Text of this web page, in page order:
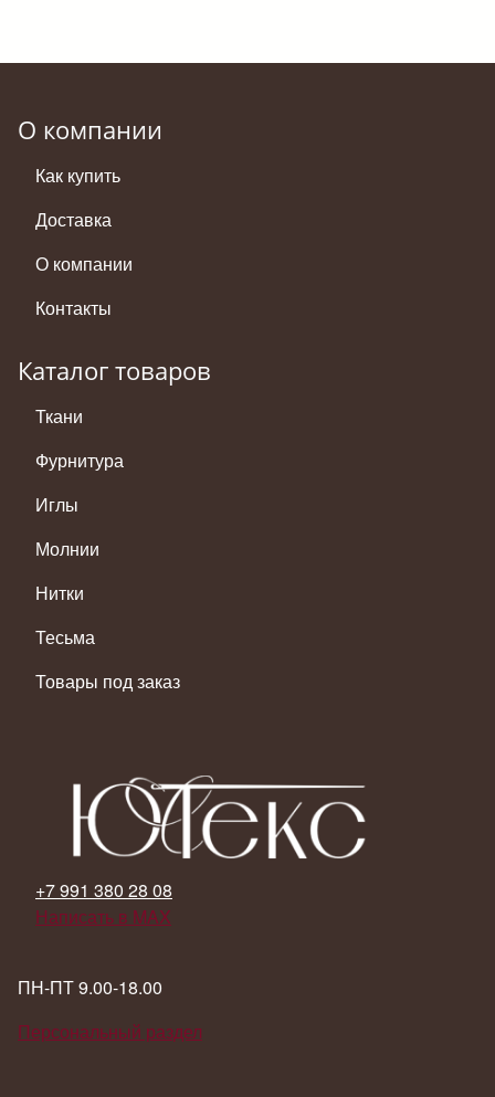
О компании
Как купить
Доставка
О компании
Контакты
Каталог товаров
Ткани
Фурнитура
Иглы
Молнии
Нитки
Тесьма
Товары под заказ
+7 991 380 28 08
Написать в MAX
ПН-ПТ 9.00-18.00
Персональный раздел